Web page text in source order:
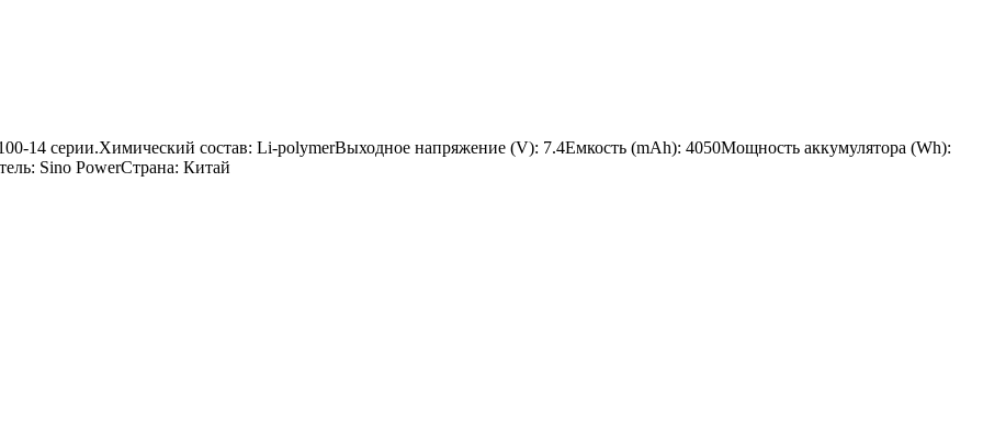
14 серии.Химический состав: Li-polymerВыходное напряжение (V): 7.4Емкость (mAh): 4050Мощность аккумулятора (Wh):
Sino PowerСтрана: Китай